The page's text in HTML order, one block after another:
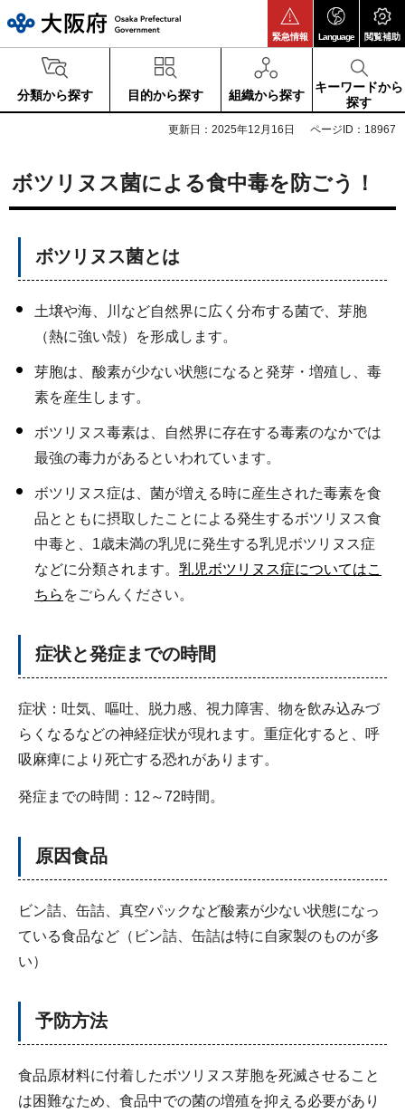
緊急情報 Language 閲覧補助
分類から探す 目的から探す 組織から探す
キーワードから
探す
更新日：2025年12月16日 ページID：18967
ボツリヌス菌による食中毒を防ごう！
ボツリヌス菌とは
土壌や海、川など自然界に広く分布する菌で、芽胞
（熱に強い殻）を形成します。
芽胞は、酸素が少ない状態になると発芽・増殖し、毒
素を産生します。
ボツリヌス毒素は、自然界に存在する毒素のなかでは
最強の毒力があるといわれています。
ボツリヌス症は、菌が増える時に産生された毒素を食
品とともに摂取したことによる発生するボツリヌス食
中毒と、1歳未満の乳児に発生する乳児ボツリヌス症
などに分類されます。 乳児ボツリヌス症についてはこ
ちら をごらんください。
症状と発症までの時間
症状：吐気、嘔吐、脱力感、視力障害、物を飲み込みづ
らくなるなどの神経症状が現れます。重症化すると、呼
吸麻痺により死亡する恐れがあります。
発症までの時間：12～72時間。
原因食品
ビン詰、缶詰、真空パックなど酸素が少ない状態になっ
ている食品など（ビン詰、缶詰は特に自家製のものが多
い）
予防方法
食品原材料に付着したボツリヌス芽胞を死滅させること
は困難なため、食品中での菌の増殖を抑える必要があり